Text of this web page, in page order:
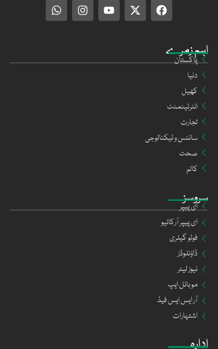
ادارہ
سروسز
ای پیپر
ای پیپر آرکائیو
فوٹو گیلری
ڈاؤنلوڈز
نیوز لیٹر
موبائل ایپ
آر ایس ایس فیڈ
اشتہارات
اہم زمرے
پاکستان
دنیا
کھیل
انٹرٹینمنٹ
تجارت
سائنس و ٹیکنالوجی
صحت
کالم